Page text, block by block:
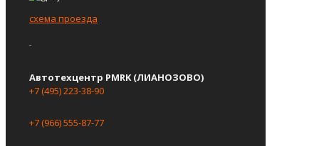
схема проезда
Автотехцентр PMRK (ЛИАНОЗОВО)
+7 (495) 223-38-90
+7 (966) 555-87-77